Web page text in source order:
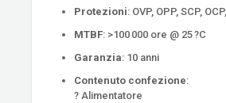
Protezioni: OVP, OPP, SCP,
MTBF: >100 000 ore @ 25 ?C
Garanzia: 10 anni
Contenuto confezione:
? Alimentatore